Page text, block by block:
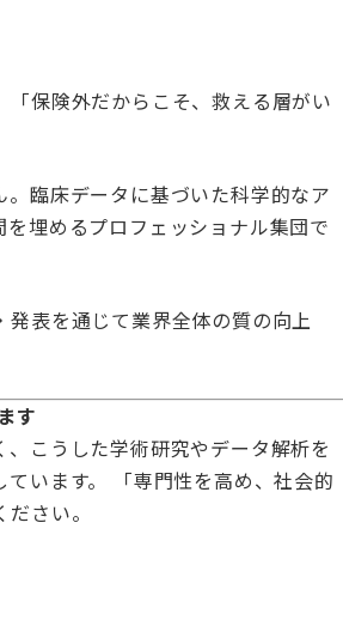
保険外だからこそ、救える層がい
臨床データに基づいた科学的なア
埋めるプロフェッショナル集団で
表を通じて業界全体の質の向上
す
こうした学術研究やデータ解析を
います。 「専門性を高め、社会的
さい。